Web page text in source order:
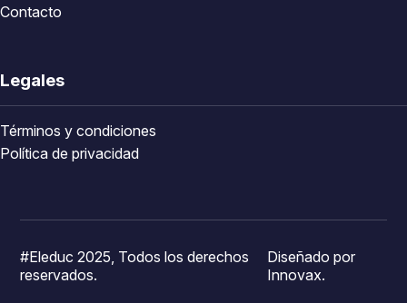
Contacto
Legales
Términos y condiciones
Política de privacidad
#Eleduc 2025, Todos los derechos
reservados.
Diseñado por
Innovax.